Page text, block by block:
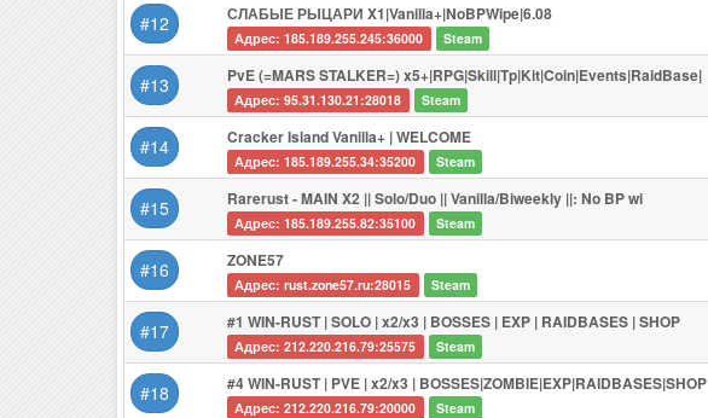
#12 СЛАБЫЕ РЫЦАРИ X1|Vanilla+|NoBPWipe|6.08
Адрес: 185.189.255.245:36000 Steam
#13 PvE (=MARS STALKER=) x5+|RPG|Skill|Tp|Kit|Coin|Events|RaidBase|
Адрес: 95.31.130.21:28018 Steam
#14 Cracker Island Vanilla+ | WELCOME
Адрес: 185.189.255.34:35200 Steam
#15 Rarerust - MAIN X2 || Solo/Duo || Vanilla/Biweekly ||: No BP wi
Адрес: 185.189.255.82:35100 Steam
#16 ZONE57
Адрес: rust.zone57.ru:28015 Steam
#17 #1 WIN-RUST | SOLO | x2/x3 | BOSSES | EXP | RAIDBASES | SHOP
Адрес: 212.220.216.79:25575 Steam
#18 #4 WIN-RUST | PVE | x2/x3 | BOSSES|ZOMBIE|EXP|RAIDBASES|SHOP
Адрес: 212.220.216.79:20000 Steam